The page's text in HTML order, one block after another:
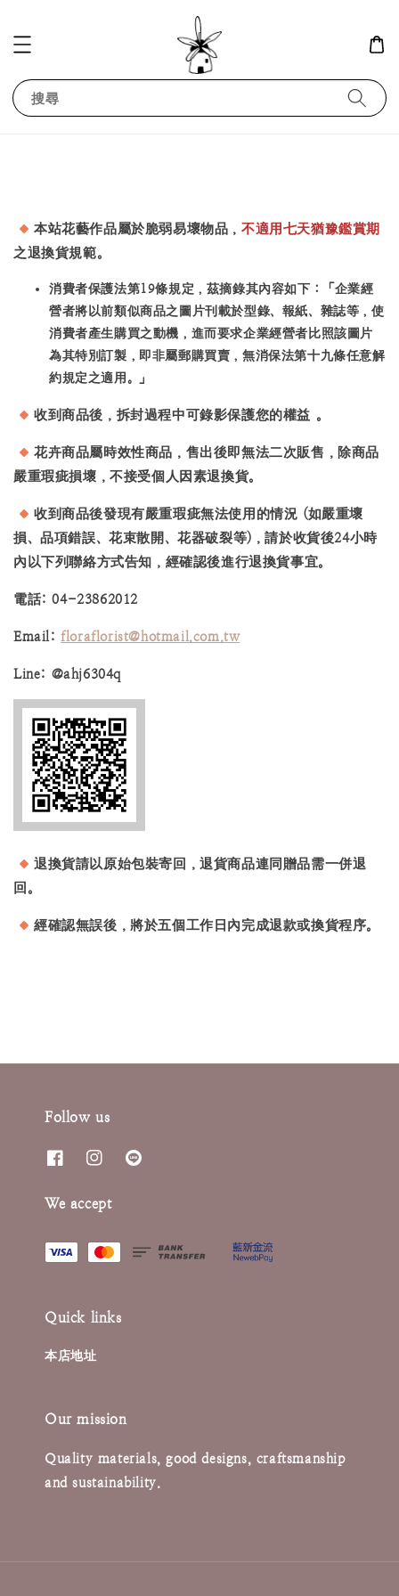
搜尋
本站花藝作品屬於脆弱易壞物品，不適用七天猶豫鑑賞期
之退換貨規範。
消費者保護法第19條規定，茲摘錄其內容如下：「企業經
營者將以前類似商品之圖片刊載於型錄、報紙、雜誌等，使
消費者產生購買之動機，進而要求企業經營者比照該圖片
為其特別訂製，即非屬郵購買賣，無消保法第十九條任意解
約規定之適用。」
收到商品後，拆封過程中可錄影保護您的權益 。
花卉商品屬時效性商品，售出後即無法二次販售，除商品
嚴重瑕疵損壞，不接受個人因素退換貨。
收到商品後發現有嚴重瑕疵無法使用的情況 (如嚴重壞
損、品項錯誤、花束散開、花器破裂等)，請於收貨後24小時
內以下列聯絡方式告知，經確認後進行退換貨事宜。
電話: 04-23862012
Email:floraflorist@hotmail.com.tw
Line: @ahj6304q
退換貨請以原始包裝寄回，退貨商品連同贈品需一併退
回。
經確認無誤後，將於五個工作日內完成退款或換貨程序。
Follow us
We accept
Quick links
本店地址
Our mission
Quality materials, good designs, craftsmanship
and sustainability.